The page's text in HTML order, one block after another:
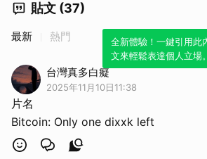
貼文 (37)
全新體驗！一鍵引用此
文來輕鬆表達個人立場。
最新 熱門
台灣真多白癡
2025年11月10日11:38
片名
Bitcoin: Only one dixxk left